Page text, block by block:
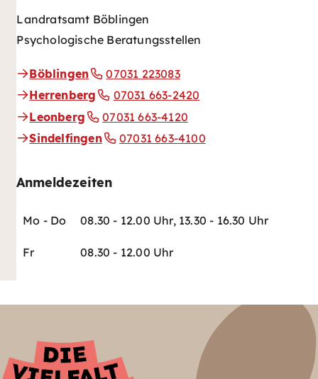
Landratsamt Böblingen
Psychologische Beratungsstellen
Böblingen
07031 223083
Herrenberg
07031 663-2420
Leonberg
07031 663-4120
Sindelfingen
07031 663-4100
Anmeldezeiten
Mo - Do 08.30 - 12.00 Uhr, 13.30 - 16.30 Uhr
Fr 08.30 - 12.00 Uhr